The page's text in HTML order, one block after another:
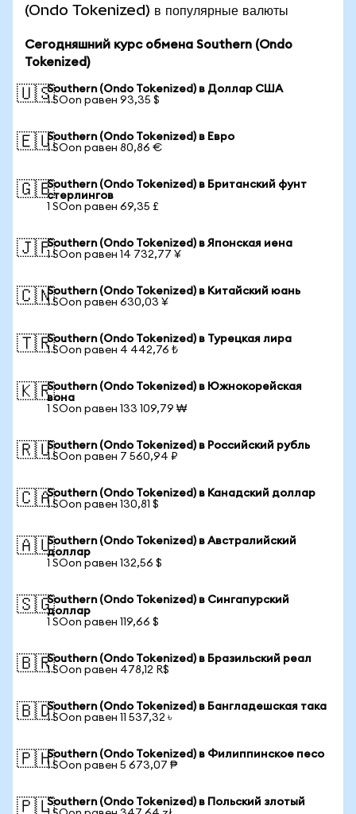
(Ondo Tokenized) в популярные валюты
Сегодняшний курс обмена Southern (Ondo
Tokenized)
🇺🇸Southern (Ondo Tokenized) в Доллар США
1 SOon равен 93,35 $
🇪🇺Southern (Ondo Tokenized) в Евро
1 SOon равен 80,86 €
🇬🇧Southern (Ondo Tokenized) в Британский фунт
стерлингов
1 SOon равен 69,35 £
🇯🇵Southern (Ondo Tokenized) в Японская иена
1 SOon равен 14 732,77 ¥
🇨🇳Southern (Ondo Tokenized) в Китайский юань
1 SOon равен 630,03 ¥
🇹🇷Southern (Ondo Tokenized) в Турецкая лира
1 SOon равен 4 442,76 ₺
🇰🇷Southern (Ondo Tokenized) в Южнокорейская
вона
1 SOon равен 133 109,79 ₩
🇷🇺Southern (Ondo Tokenized) в Российский рубль
1 SOon равен 7 560,94 ₽
🇨🇦Southern (Ondo Tokenized) в Канадский доллар
1 SOon равен 130,81 $
🇦🇺Southern (Ondo Tokenized) в Австралийский
доллар
1 SOon равен 132,56 $
🇸🇬Southern (Ondo Tokenized) в Сингапурский
доллар
1 SOon равен 119,66 $
🇧🇷Southern (Ondo Tokenized) в Бразильский реал
1 SOon равен 478,12 R$
🇧🇩Southern (Ondo Tokenized) в Бангладешская така
1 SOon равен 11 537,32 ৳
🇵🇭Southern (Ondo Tokenized) в Филиппинское песо
1 SOon равен 5 673,07 ₱
🇵🇱Southern (Ondo Tokenized) в Польский злотый